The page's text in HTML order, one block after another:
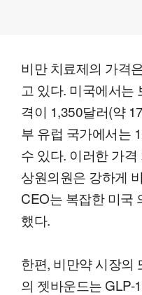
비만 치료제의 가격
고 있다. 미국에서는
격이 1,350달러(약
부 유럽 국가에서는
수 있다. 이러한 가
상원의원은 강하게
CEO는 복잡한 미국
했다.
한편, 비만약 시장의
의 젯바운드는 GLP-